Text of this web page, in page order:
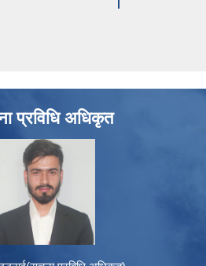
प्रविधि अधिकृत